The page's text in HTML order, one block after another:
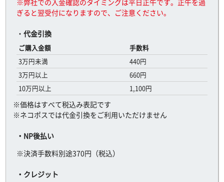
※弊社での入金確認のタイミングは平日正午です。正午を過
ぎると翌受付になりますので、ご注意ください。
・ 代金引換
ご購入金額
手数料
3万円未満
440円
3万円以上
660円
10万円以上
1,100円
※価格はすべて税込み表記です
※ネコポスでは代金引換をご利用いただけません
・NP後払い
※決済手数料別途370円（税込）
・クレジット